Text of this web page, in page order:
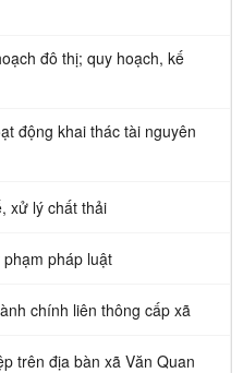
đô thị; quy hoạch, kế
động khai thác tài nguyên
xử lý chất thải
pháp luật
chính liên thông cấp xã
trên địa bàn xã Văn Quan